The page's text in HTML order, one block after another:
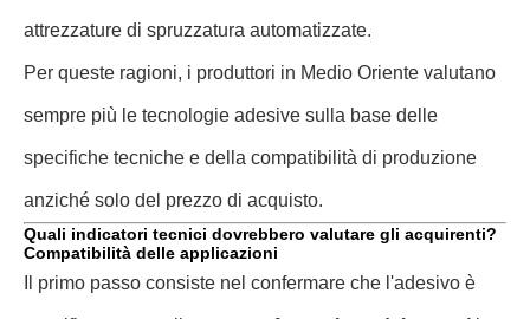
attrezzature di spruzzatura automatizzate.
Per queste ragioni, i produttori in Medio Oriente valutano
sempre più le tecnologie adesive sulla base delle
specifiche tecniche e della compatibilità di produzione
anziché solo del prezzo di acquisto.
Quali indicatori tecnici dovrebbero valutare gli acquirenti?
Compatibilità delle applicazioni
Il primo passo consiste nel confermare che l'adesivo è